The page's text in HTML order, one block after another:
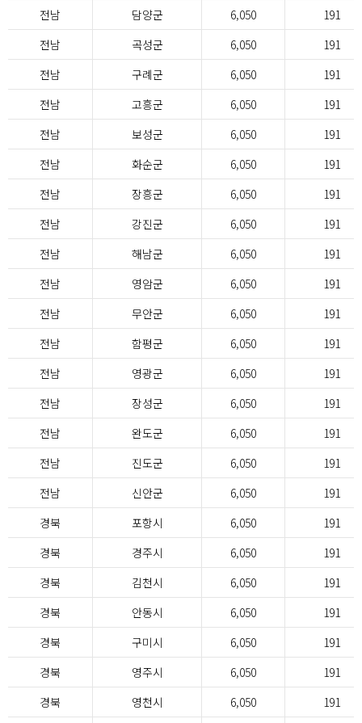
전남
담양군 6,050
191
전남
곡성군 6,050
191
전남
구례군 6,050
191
전남
고흥군 6,050
191
전남
보성군 6,050
191
전남
화순군 6,050
191
전남
장흥군 6,050
191
전남
강진군 6,050
191
전남
해남군 6,050
191
전남
영암군 6,050
191
전남
무안군 6,050
191
전남
함평군 6,050
191
전남
영광군 6,050
191
전남
장성군 6,050
191
전남
완도군 6,050
191
전남
진도군 6,050
191
전남
신안군 6,050
191
경북
포항시 6,050
191
경북
경주시 6,050
191
경북
김천시 6,050
191
경북
안동시 6,050
191
경북
구미시 6,050
191
경북
영주시 6,050
191
경북
영천시 6,050
191